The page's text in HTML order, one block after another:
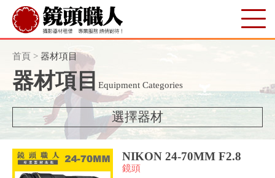
首頁 > 器材項目
器材項目 Equipment Categories
選擇器材
NIKON 24-70MM F2.8
鏡頭